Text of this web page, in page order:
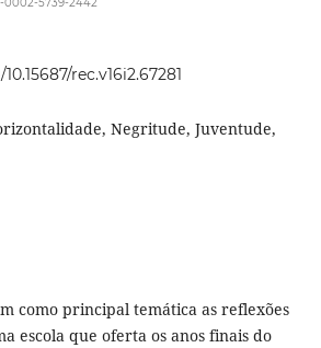
0002-5739-2442
rec.v16i2.67281
Negritude, Juventude,
como principal temática as reflexões
escola que oferta os anos finais do